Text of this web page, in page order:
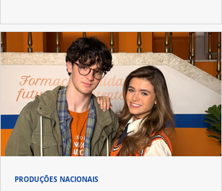
PRODUÇÕES NACIONAIS